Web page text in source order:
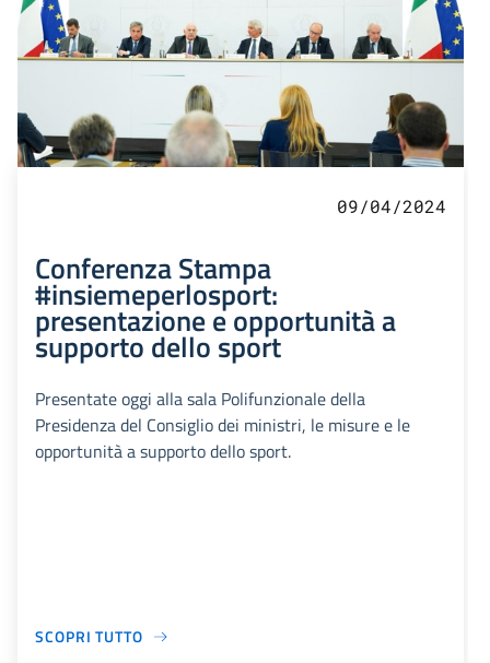
09/04/2024
Conferenza Stampa
#insiemeperlosport:
presentazione e opportunità a
supporto dello sport
Presentate oggi alla sala Polifunzionale della
Presidenza del Consiglio dei ministri, le misure e le
opportunità a supporto dello sport.
SCOPRI TUTTO